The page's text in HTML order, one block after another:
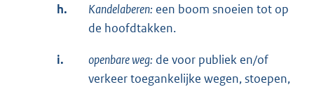
h. Kandelaberen: een boom snoeien tot op
de hoofdtakken.
i. openbare weg: de voor publiek en/of
verkeer toegankelijke wegen, stoepen,